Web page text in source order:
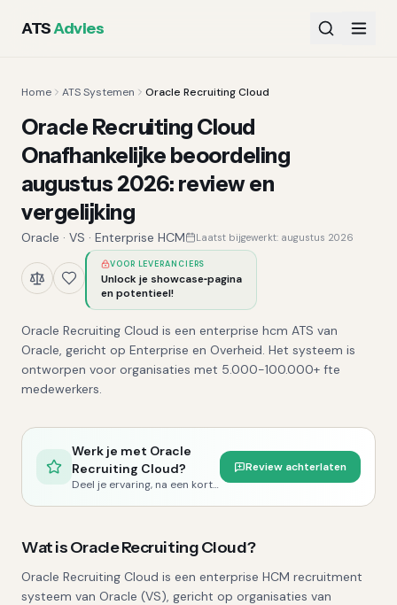
ATSAdvies
Home ATS Systemen Oracle Recruiting Cloud
Oracle Recruiting Cloud
Onafhankelijke beoordeling
augustus 2026: review en
vergelijking
Oracle · VS · Enterprise HCM Laatst bijgewerkt: augustus 2026
VOOR LEVERANCIERS
Unlock je showcase‑pagina
en potentieel!
Oracle Recruiting Cloud is een enterprise hcm ATS van
Oracle, gericht op Enterprise en Overheid. Het systeem is
ontworpen voor organisaties met 5.000-100.000+ fte
medewerkers.
Werk je met Oracle
Recruiting Cloud?
Deel je ervaring, na een korte controle publiceren we je review.
Review achterlaten
Wat isOracle Recruiting Cloud?
Oracle Recruiting Cloud is een enterprise HCM recruitment
systeem van Oracle (VS), gericht op organisaties van